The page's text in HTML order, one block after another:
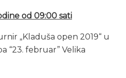
od 09:00 sati
„Kladuša open 2019“ u
“23. februar” Velika